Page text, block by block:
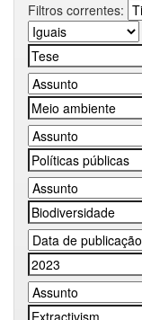
Filtros correntes: